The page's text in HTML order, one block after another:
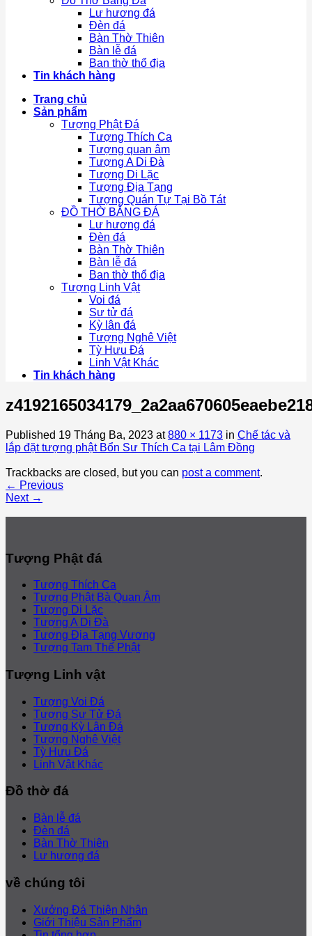
Lư hương đá
Đèn đá
Bàn Thờ Thiên
Bàn lễ đá
Ban thờ thổ địa
Tin khách hàng
Trang chủ
Sản phẩm
Tượng Phật Đá
Tượng Thích Ca
Tượng quan âm
Tượng A Di Đà
Tượng Di Lặc
Tượng Địa Tạng
Tượng Quán Tự Tại Bồ Tát
ĐỒ THỜ BẰNG ĐÁ
Lư hương đá
Đèn đá
Bàn Thờ Thiên
Bàn lễ đá
Ban thờ thổ địa
Tượng Linh Vật
Voi đá
Sư tử đá
Kỳ lân đá
Tượng Nghê Việt
Tỳ Hưu Đá
Linh Vật Khác
Tin khách hàng
Published 19 Tháng Ba, 2023 at880 × 1173 in Chế tác và
lắp đặt tượng phật Bổn Sư Thích Ca tại Lâm Đồng
Trackbacks are closed, but you can post a comment.
← Previous
Next →
Tượng Phật đá
Tượng Thích Ca
Tượng Phật Bà Quan Âm
Tượng Di Lặc
Tượng A Di Đà
Tượng Địa Tạng Vương
Tượng Tam Thế Phật
Tượng Linh vật
Tượng Voi Đá
Tượng Sư Tử Đá
Tượng Kỳ Lân Đá
Tượng Nghê Việt
Tỳ Hưu Đá
Linh Vật Khác
Đồ thờ đá
Bàn lễ đá
Đèn đá
Bàn Thờ Thiên
Lư hương đá
về chúng tôi
Xưởng Đá Thiện Nhân
Giới Thiệu Sản Phẩm